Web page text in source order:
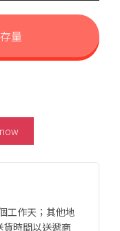
量
Pendant 數量
工作天；其他地
時間以送遞商